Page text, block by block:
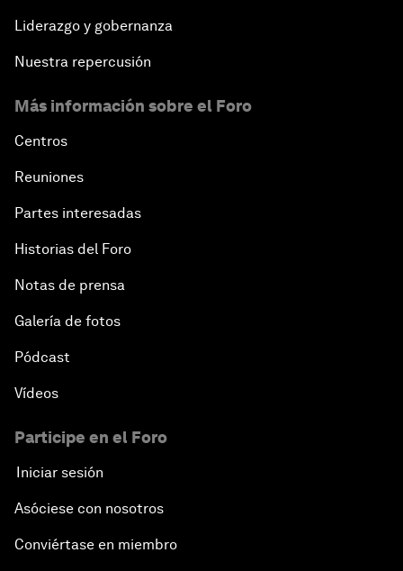
Liderazgo y gobernanza
Nuestra repercusión
Más información sobre el Foro
Centros
Reuniones
Partes interesadas
Historias del Foro
Notas de prensa
Galería de fotos
Pódcast
Vídeos
Participe en el Foro
Iniciar sesión
Asóciese con nosotros
Conviértase en miembro